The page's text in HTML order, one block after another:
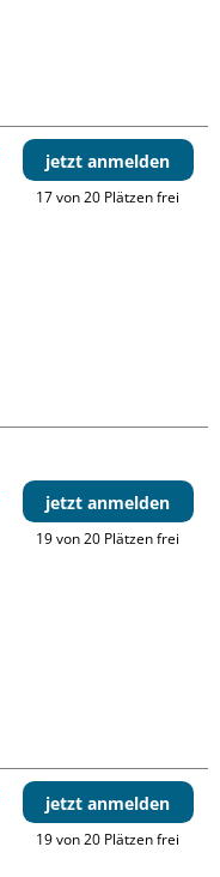
jetzt anmelden
17 von 20 Plätzen frei
jetzt anmelden
19 von 20 Plätzen frei
jetzt anmelden
19 von 20 Plätzen frei